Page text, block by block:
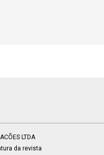
LTDA
da revista